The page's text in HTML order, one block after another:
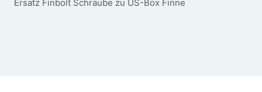
Ersatz Finbolt Schraube zu US-Box Finne